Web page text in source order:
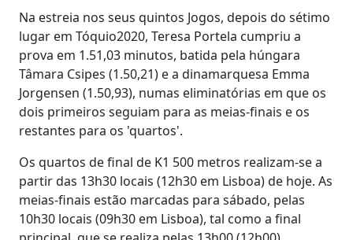
Na estreia nos seus quintos Jogos, depois do sétimo
lugar em Tóquio2020, Teresa Portela cumpriu a
prova em 1.51,03 minutos, batida pela húngara
Tâmara Csipes (1.50,21) e a dinamarquesa Emma
Jorgensen (1.50,93), numas eliminatórias em que os
dois primeiros seguiam para as meias-finais e os
restantes para os 'quartos'.
Os quartos de final de K1 500 metros realizam-se a
partir das 13h30 locais (12h30 em Lisboa) de hoje. As
meias-finais estão marcadas para sábado, pelas
10h30 locais (09h30 em Lisboa), tal como a final